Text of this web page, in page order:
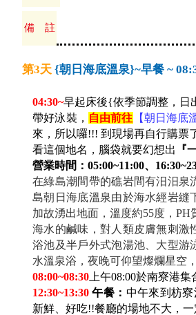
備 註
第3天 {朝日海底溫泉}~早餐 ~
04:30~早起床後{依季節調整，日
帶好泳裝， 自由前往 【朝日海底
來，所以囉!!! 到現場再自行購票
看這個地名，腦袋就要幻想出
『
營業時間：05:00~11:00、
在綠島潮間帶的礁岩間有汨汨泉
島朝日海底溫泉由於海水經岩縫
加故湧出地面，溫度約55度，
海水的鹹味，對人類皮膚無刺激
浴池及半戶外式泡湯池、大型游
水溫泉浴，夜晚可仰望燦爛星空
08:00~08:30 上午08:00於南寮港
12:30~13:30 午餐： 中午來到枋
新鮮、好吃!!餐廳的場地不大，